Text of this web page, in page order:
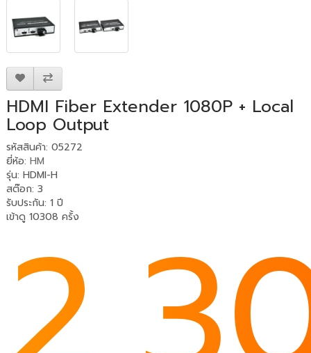
HDMI Fiber Extender 1080P + Local
Loop Output
รหัสสินค้า: 05272
ยี่ห้อ: HM
รุ่น: HDMI-H
สต๊อก: 3
รับประกัน: 1 ปี
เข้าดู 10308 ครั้ง